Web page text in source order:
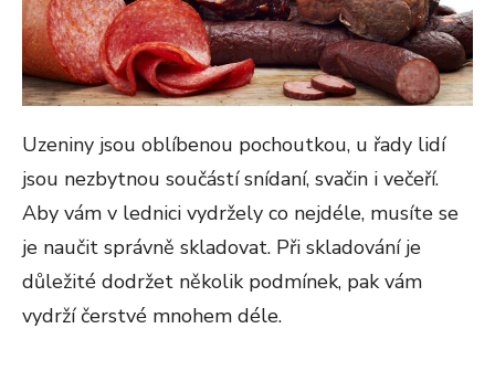
Uzeniny jsou oblíbenou pochoutkou, u řady lidí
jsou nezbytnou součástí snídaní, svačin i večeří.
Aby vám v lednici vydržely co nejdéle, musíte se
je naučit správně skladovat. Při skladování je
důležité dodržet několik podmínek, pak vám
vydrží čerstvé mnohem déle.